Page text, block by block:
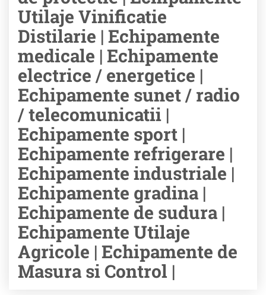
Utilaje Vinificatie
Distilarie | Echipamente
medicale | Echipamente
electrice / energetice |
Echipamente sunet / radio
/ telecomunicatii |
Echipamente sport |
Echipamente refrigerare |
Echipamente industriale |
Echipamente gradina |
Echipamente de sudura |
Echipamente Utilaje
Agricole | Echipamente de
Masura si Control |